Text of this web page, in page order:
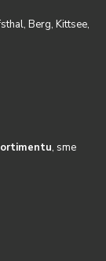
Berg, Kittsee,
, sme